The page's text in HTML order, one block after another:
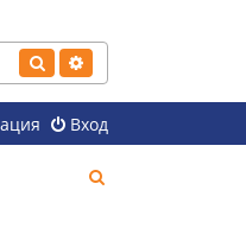
Поиск
Вход